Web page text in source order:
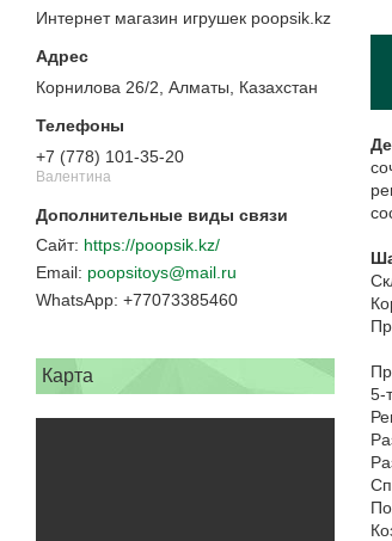
Интернет магазин игрушек poopsik.kz
Корнилова 26/2, Алматы, Казахстан
+7 (778) 101-35-20
Валентина
https://poopsik.kz/
poopsitoys@mail.ru
+77073385460
Карта
5-